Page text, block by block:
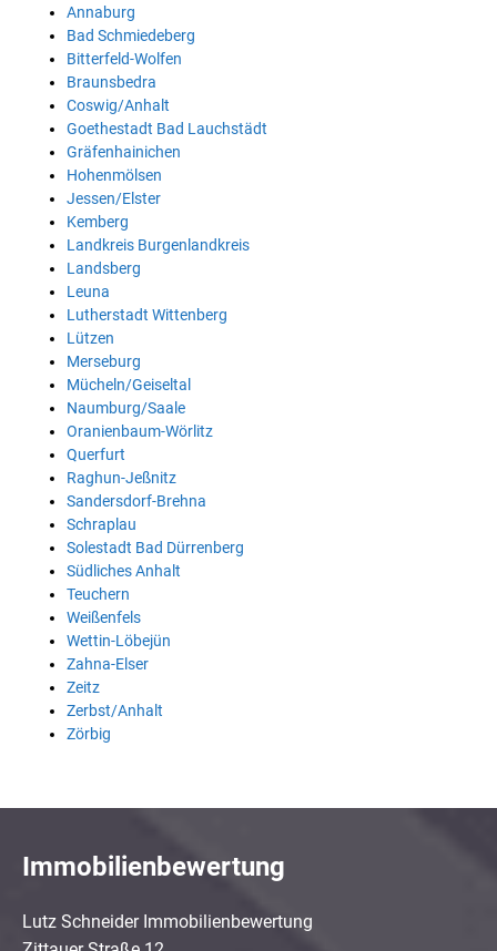
Annaburg
Bad Schmiedeberg
Bitterfeld-Wolfen
Braunsbedra
Coswig/Anhalt
Goethestadt Bad Lauchstädt
Gräfenhainichen
Hohenmölsen
Jessen/Elster
Kemberg
Landkreis Burgenlandkreis
Landsberg
Leuna
Lutherstadt Wittenberg
Lützen
Merseburg
Mücheln/Geiseltal
Naumburg/Saale
Oranienbaum-Wörlitz
Querfurt
Raghun-Jeßnitz
Sandersdorf-Brehna
Schraplau
Solestadt Bad Dürrenberg
Südliches Anhalt
Teuchern
Weißenfels
Wettin-Löbejün
Zahna-Elser
Zeitz
Zerbst/Anhalt
Zörbig
Immobilienbewertung
Lutz Schneider Immobilienbewertung